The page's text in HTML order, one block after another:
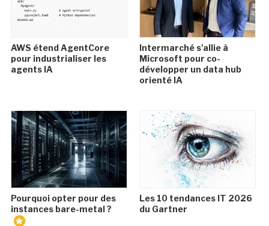
AWS étend AgentCore
pour industrialiser les
agents IA
Intermarché s'allie à
Microsoft pour co-
développer un data hub
orienté IA
Pourquoi opter pour des
instances bare-metal ?
Les 10 tendances IT 2026
du Gartner